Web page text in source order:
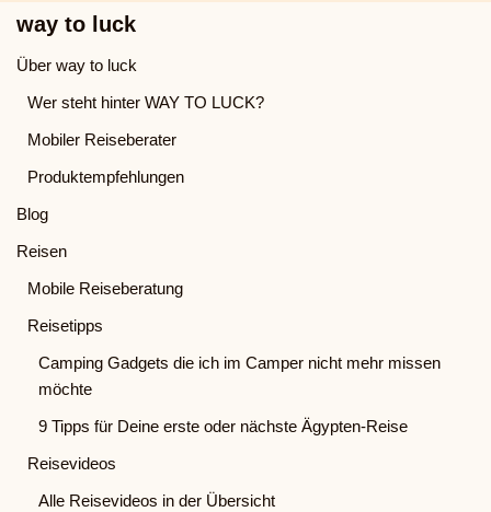
way to luck
Über way to luck
Wer steht hinter WAY TO LUCK?
Mobiler Reiseberater
Produktempfehlungen
Blog
Reisen
Mobile Reiseberatung
Reisetipps
Camping Gadgets die ich im Camper nicht mehr missen
möchte
9 Tipps für Deine erste oder nächste Ägypten-Reise
Reisevideos
Alle Reisevideos in der Übersicht